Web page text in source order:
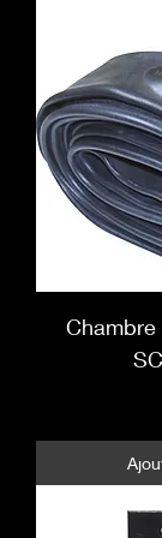
Chambre